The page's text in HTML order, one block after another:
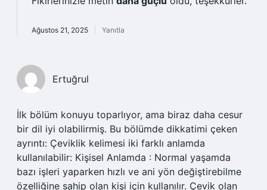
Ağustos 21, 2025 Yanıtla
Ertuğrul
İlk bölüm konuyu toparlıyor, ama biraz daha cesur
bir dil iyi olabilirmiş. Bu bölümde dikkatimi çeken
ayrıntı: Çeviklik kelimesi iki farklı anlamda
kullanılabilir: Kişisel Anlamda : Normal yaşamda
bazı işleri yaparken hızlı ve ani yön değiştirebilme
özelliğine sahip olan kişi için kullanılır. Çevik olan